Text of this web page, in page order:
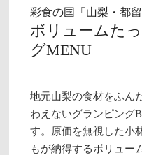
彩食の国「山梨・都
ボリュームた
グMENU
地元山梨の食材をふん
わえないグランピング
す。原価を無視した小
もが納得するボリュー